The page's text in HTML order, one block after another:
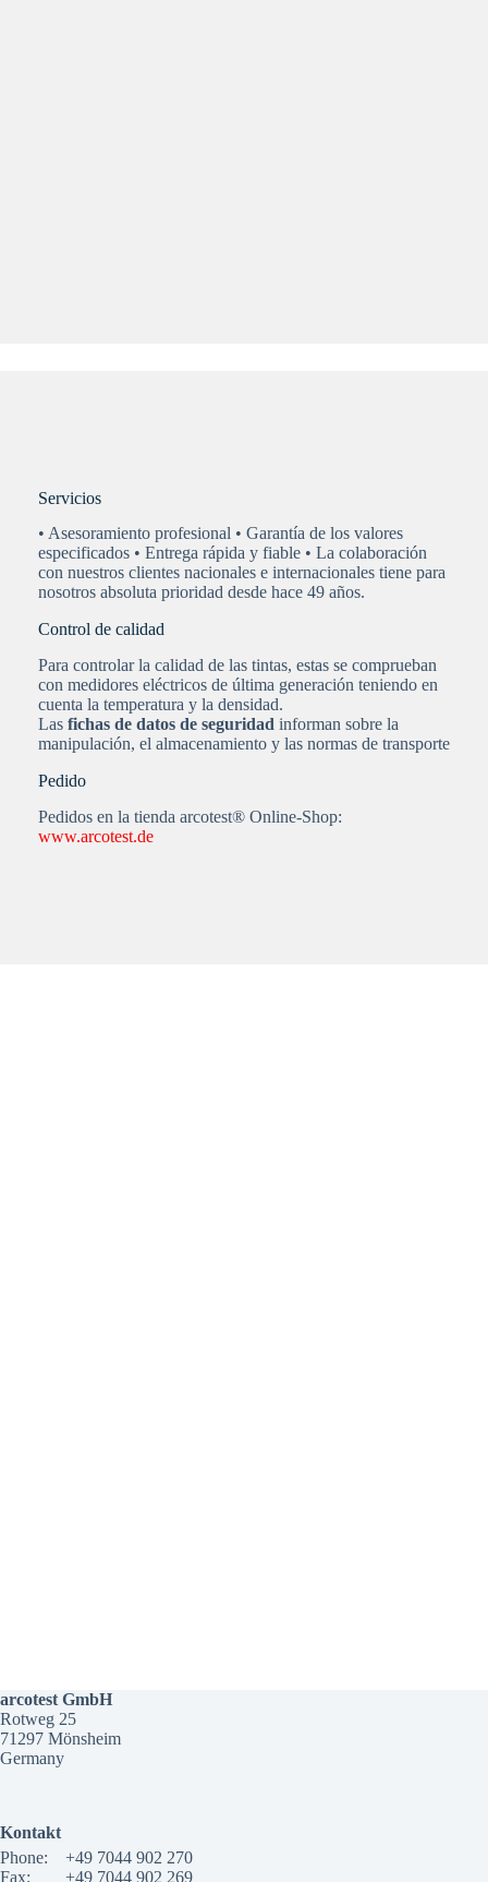
Servicios
• Asesoramiento profesional • Garantía de los valores
especificados • Entrega rápida y fiable • La colaboración
con nuestros clientes nacionales e internacionales tiene para
nosotros absoluta prioridad desde hace 49 años.
Control de calidad
Para controlar la calidad de las tintas, estas se comprueban
con medidores eléctricos de última generación teniendo en
cuenta la temperatura y la densidad.
Lasfichas de datos de seguridad informan sobre la
manipulación, el almacenamiento y las normas de transporte
Pedido
Pedidos en la tienda arcotest® Online-Shop:
www.arcotest.de
arcotest GmbH
Rotweg 25
71297 Mönsheim
Germany
Kontakt
Phone:
+49 7044 902 270
Fax:
+49 7044 902 269